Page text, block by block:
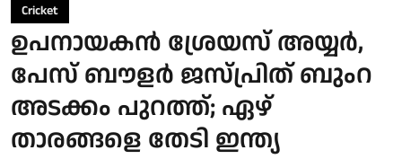
Cricket
ഉപനായകൻ ശ്രേയസ് അയ്യർ,
പേസ് ബൗളർ ജസ്പ്രിത് ബുംറ
അടക്കം പുറത്ത്; ഏഴ്
താരങ്ങളെ തേടി ഇന്ത്യ